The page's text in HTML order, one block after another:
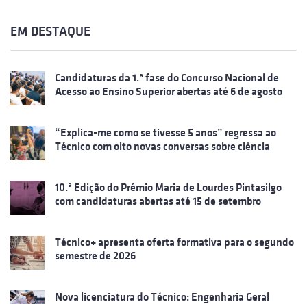
EM DESTAQUE
Candidaturas da 1.ª fase do Concurso Nacional de
Acesso ao Ensino Superior abertas até 6 de agosto
“Explica-me como se tivesse 5 anos” regressa ao
Técnico com oito novas conversas sobre ciência
10.ª Edição do Prémio Maria de Lourdes Pintasilgo
com candidaturas abertas até 15 de setembro
Técnico+ apresenta oferta formativa para o segundo
semestre de 2026
Nova licenciatura do Técnico: Engenharia Geral